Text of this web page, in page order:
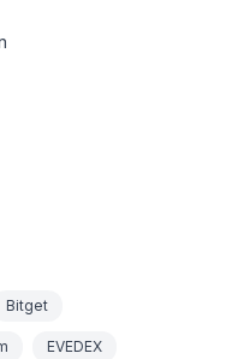
Bitget
EVEDEX